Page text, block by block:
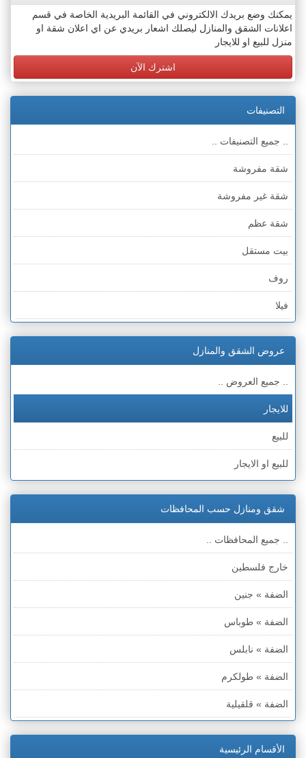
يمكنك وضع بريدك الالكتروني في القائمة البريدية الخاصة في قسم
اعلانات الشقق والمنازل ليصلك اشعار بريدي عن اي اعلان شقة او
منزل للبيع او للايجار
اشترك الآن
التصنيفات
.. جميع التصنيفات ..
شقة مفروشة
شقة غير مفروشة
شقة عظم
بيت مستقل
روف
فيلا
ملحق
عروض الشقق والمنازل
.. جميع العروض ..
للايجار
للبيع
للبيع او الايجار
شقق ومنازل حسب المحافظات
.. جميع المحافظات ..
خارج فلسطين
الضفة » جنين
الضفة » طوباس
الضفة » نابلس
الضفة » طولكرم
الضفة » قلقيلية
الأقسام الرئيسية